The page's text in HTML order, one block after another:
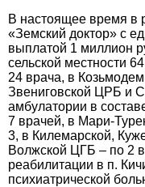
В настоящее время в
«Земский доктор» с
выплатой 1 миллион
сельской местности
24 врача, в
Звениговской ЦРБ и
амбулатории в
7 врачей, в Мари-
3, в Килемарской,
Волжской ЦГБ – по 2
реабилитации в п.
психиатрической